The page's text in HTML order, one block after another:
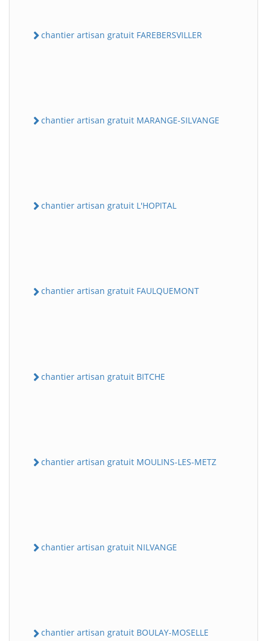
chantier artisan gratuit FAREBERSVILLER
chantier artisan gratuit MARANGE-SILVANGE
chantier artisan gratuit L'HOPITAL
chantier artisan gratuit FAULQUEMONT
chantier artisan gratuit BITCHE
chantier artisan gratuit MOULINS-LES-METZ
chantier artisan gratuit NILVANGE
chantier artisan gratuit BOULAY-MOSELLE